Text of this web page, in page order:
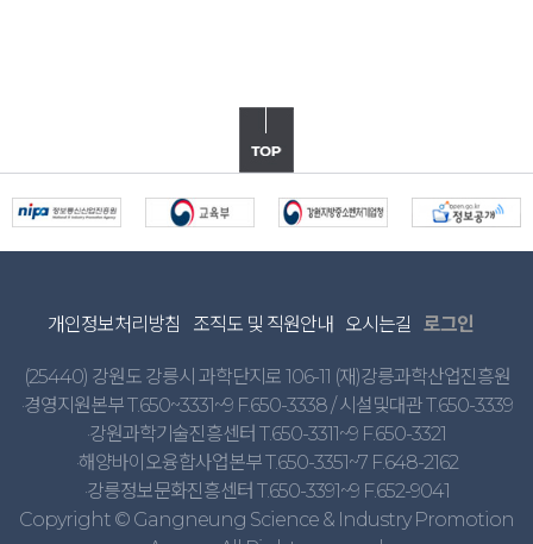
개인정보처리방침 조직도 및 직원안내 오시는길 로그인
(25440) 강원도 강릉시 과학단지로 106-11 (재)강릉과학산업진흥원
·경영지원본부 T.650~3331~9 F.650-3338 / 시설및대관 T.650-3339
·강원과학기술진흥센터 T.650-3311~9 F.650-3321
·해양바이오융합사업본부 T.650-3351~7 F.648-2162
·강릉정보문화진흥센터 T.650-3391~9 F.652-9041
Copyright © Gangneung Science & Industry Promotion